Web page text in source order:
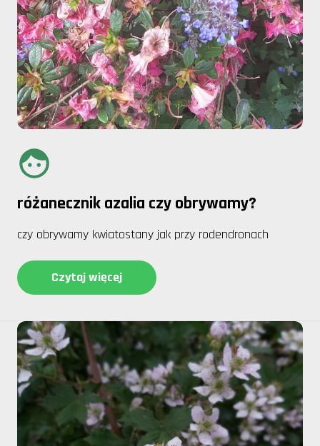
różanecznik azalia czy obrywamy?
czy obrywamy kwiatostany jak przy rodendronach
Czytaj więcej